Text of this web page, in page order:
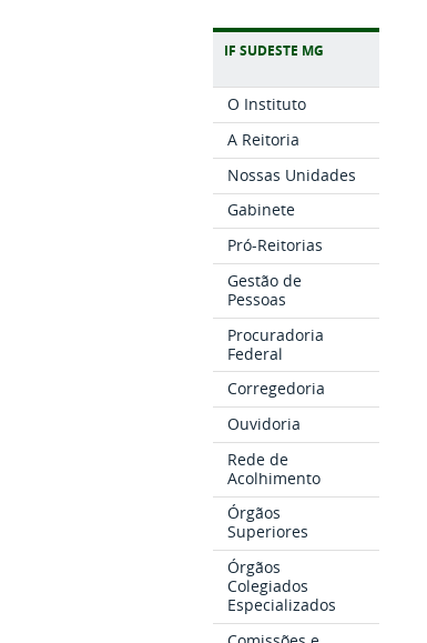
IF SUDESTE MG
O Instituto
A Reitoria
Nossas Unidades
Gabinete
Pró-Reitorias
Gestão de
Pessoas
Procuradoria
Federal
Corregedoria
Ouvidoria
Rede de
Acolhimento
Órgãos
Superiores
Órgãos
Colegiados
Especializados